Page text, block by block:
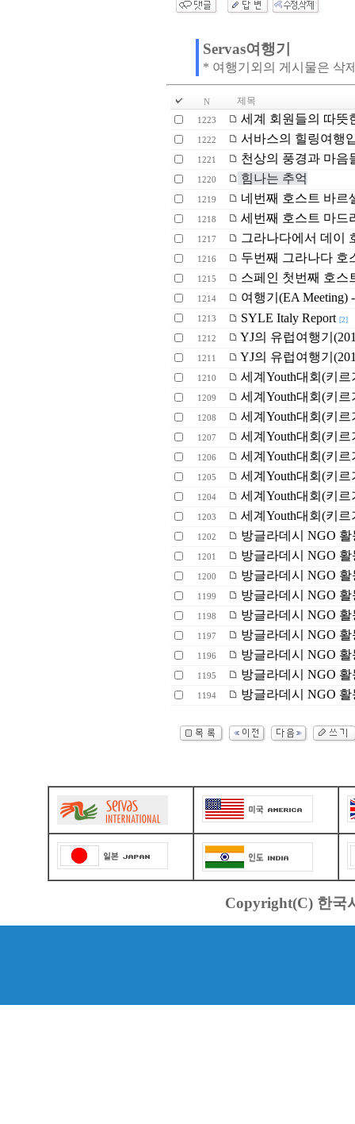
Servas여행기
* 여행기외의 게시물은 삭
N 제목
1223 세계 회원들의 따뜻
1222 서바스의 힐링여행
1221 천상의 풍경과 마음
1220 힘나는 추억
1219 네번째 호스트 바르
1218 세번째 호스트 마드
1217 그라나다에서 데이
1216 두번째 그라나다 호
1215 스페인 첫번째 호스
1214 여행기(EA Meeting)
1213 SYLE Italy Report [2]
1212 YJ의 유럽여행기
1211 YJ의 유럽여행기
1210 세계Youth대회(키
1209 세계Youth대회(키
1208 세계Youth대회(키
1207 세계Youth대회(키
1206 세계Youth대회(키
1205 세계Youth대회(키
1204 세계Youth대회(키
1203 세계Youth대회(키
1202 방글라데시 NGO 활
1201 방글라데시 NGO 활
1200 방글라데시 NGO 활
1199 방글라데시 NGO 활
1198 방글라데시 NGO 활
1197 방글라데시 NGO 활
1196 방글라데시 NGO 활
1195 방글라데시 NGO 활
1194 방글라데시 NGO
Copyright(C) 한국